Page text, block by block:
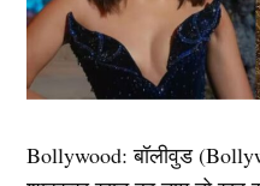
हुई बहस, अब खिलाड़ी पर होगी बड़ी
चेन्नई सुपर किंग्स ने
उतर कर शानदार प्रदर्शन
अपने नाम कर लिया।
हुए 20 ओवर में 134 रन
Bollywood:बॉलीवुड (